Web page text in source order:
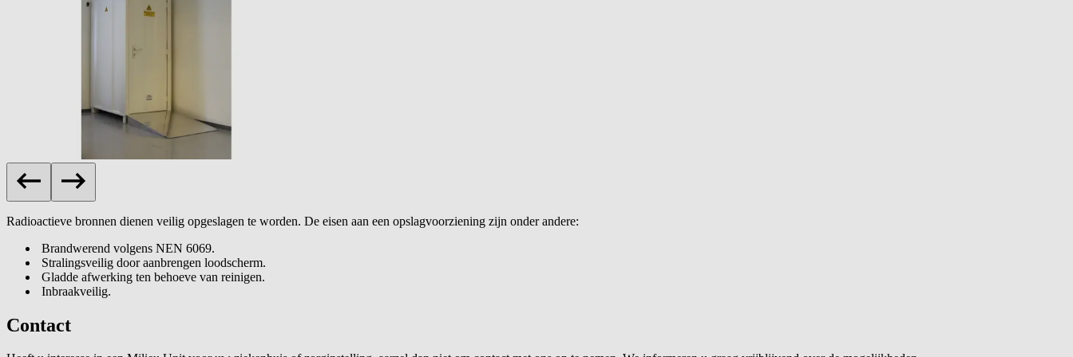
Radioactieve bronnen dienen veilig opgeslagen te worden. De eisen aan een opslagvoorziening zijn onder andere:
Brandwerend volgens NEN 6069.
Stralingsveilig door aanbrengen loodscherm.
Gladde afwerking ten behoeve van reinigen.
Inbraakveilig.
Contact